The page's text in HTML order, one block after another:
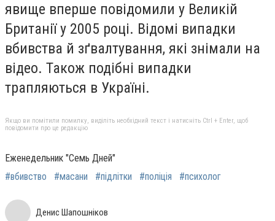
явище вперше повідомили у Великій
Британії у 2005 році. Відомі випадки
вбивства й зґвалтування, які знімали на
відео. Також подібні випадки
трапляються в Україні.
Якщо ви помітили помилку, виділіть необхідний текст і натисніть Ctrl + Enter, щоб
повідомити про це редакцію
Еженедельник "Семь Дней"
#вбивство
#масани #підлітки #поліція #психолог
Денис Шапошніков